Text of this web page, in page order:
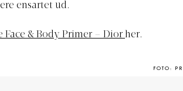
ensartet ud.
Face & Body Primer – Dior her.
FOTO: PR